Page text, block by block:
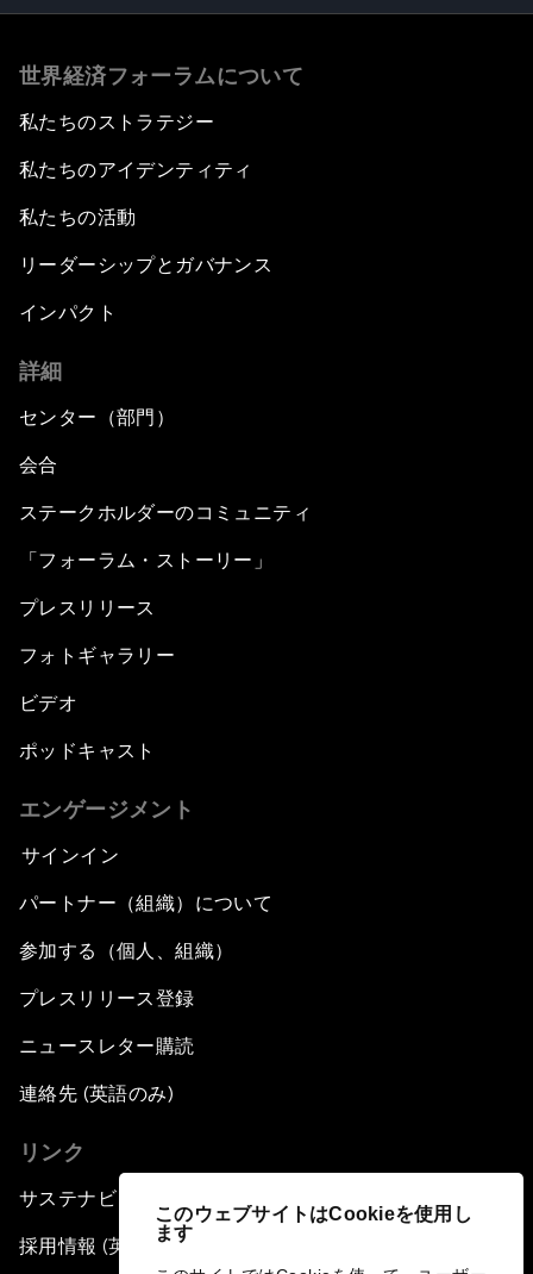
このウェブサイトはCookieを使用し
ます
世界経済フォーラムについて
私たちのストラテジー
私たちのアイデンティティ
私たちの活動
リーダーシップとガバナンス
インパクト
詳細
センター（部門）
会合
ステークホルダーのコミュニティ
「フォーラム・ストーリー」
プレスリリース
フォトギャラリー
ビデオ
ポッドキャスト
エンゲージメント
サインイン
パートナー（組織）について
参加する（個人、組織）
プレスリリース登録
ニュースレター購読
連絡先 (英語のみ)
リンク
サステナビリティへの取り組み
採用情報 (英語のみ)